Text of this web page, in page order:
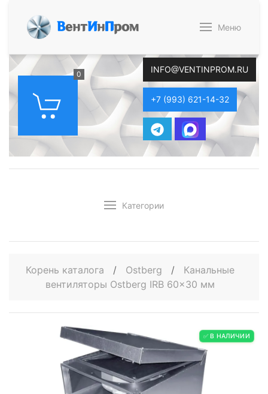
ВентИнПром Меню
0 INFO@VENTINPROM.RU
+7 (993) 621-14-32
Категории
Корень каталога / Ostberg /
Канальные
вентиляторы Ostberg IRB 60x30 мм
✅ В НАЛИЧИИ